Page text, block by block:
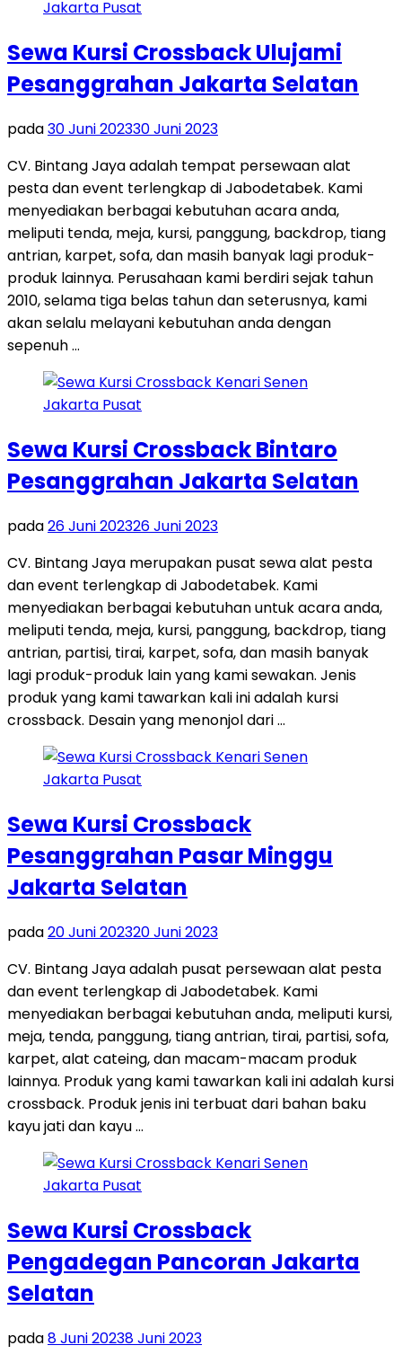
Sewa Kursi Crossback Ulujami
Pesanggrahan Jakarta Selatan
pada30 Juni 202330 Juni 2023
CV. Bintang Jaya adalah tempat persewaan alat
pesta dan event terlengkap di Jabodetabek. Kami
menyediakan berbagai kebutuhan acara anda,
meliputi tenda, meja, kursi, panggung, backdrop, tiang
antrian, karpet, sofa, dan masih banyak lagi produk-
produk lainnya. Perusahaan kami berdiri sejak tahun
2010, selama tiga belas tahun dan seterusnya, kami
akan selalu melayani kebutuhan anda dengan
sepenuh …
Sewa Kursi Crossback Bintaro
Pesanggrahan Jakarta Selatan
pada26 Juni 202326 Juni 2023
CV. Bintang Jaya merupakan pusat sewa alat pesta
dan event terlengkap di Jabodetabek. Kami
menyediakan berbagai kebutuhan untuk acara anda,
meliputi tenda, meja, kursi, panggung, backdrop, tiang
antrian, partisi, tirai, karpet, sofa, dan masih banyak
lagi produk-produk lain yang kami sewakan. Jenis
produk yang kami tawarkan kali ini adalah kursi
crossback. Desain yang menonjol dari …
Sewa Kursi Crossback
Pesanggrahan Pasar Minggu
Jakarta Selatan
pada20 Juni 202320 Juni 2023
CV. Bintang Jaya adalah pusat persewaan alat pesta
dan event terlengkap di Jabodetabek. Kami
menyediakan berbagai kebutuhan anda, meliputi kursi,
meja, tenda, panggung, tiang antrian, tirai, partisi, sofa,
karpet, alat cateing, dan macam-macam produk
lainnya. Produk yang kami tawarkan kali ini adalah kursi
crossback. Produk jenis ini terbuat dari bahan baku
kayu jati dan kayu …
Sewa Kursi Crossback
Pengadegan Pancoran Jakarta
Selatan
pada8 Juni 20238 Juni 2023